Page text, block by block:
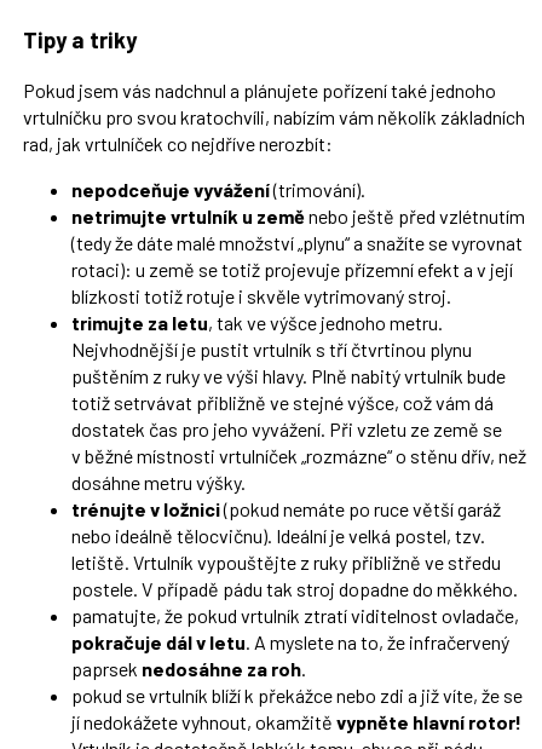
Tipy a triky
Pokud jsem vás nadchnul a plánujete pořízení také jednoho
vrtulníčku pro svou kratochvíli, nabízím vám několik základních
rad, jak vrtulníček co nejdříve nerozbít:
nepodceňuje vyvážení(trimování).
netrimujte vrtulník u zeměnebo ještě před vzlétnutím
(tedy že dáte malé množství „plynu“ a snažíte se vyrovnat
rotaci): u země se totiž projevuje přízemní efekt a v její
blízkosti totiž rotuje i skvěle vytrimovaný stroj.
trimujte za letu, tak ve výšce jednoho metru.
Nejvhodnější je pustit vrtulník s tří čtvrtinou plynu
puštěním z ruky ve výši hlavy. Plně nabitý vrtulník bude
totiž setrvávat přibližně ve stejné výšce, což vám dá
dostatek čas pro jeho vyvážení. Při vzletu ze země se
v běžné místnosti vrtulníček „rozmázne“ o stěnu dřív, než
dosáhne metru výšky.
trénujte v ložnici(pokud nemáte po ruce větší garáž
nebo ideálně tělocvičnu). Ideální je velká postel, tzv.
letiště. Vrtulník vypouštějte z ruky přibližně ve středu
postele. V případě pádu tak stroj dopadne do měkkého.
pamatujte, že pokud vrtulník ztratí viditelnost ovladače,
pokračuje dál v letu. A myslete na to, že infračervený
paprsek nedosáhne za roh.
pokud se vrtulník blíží k překážce nebo zdi a již víte, že se
jí nedokážete vyhnout, okamžitě vypněte hlavní rotor!